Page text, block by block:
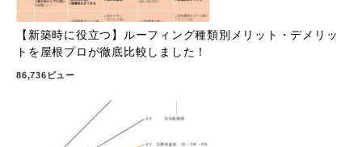
【新築時に役立つ】ルーフィング種類別メリット・デメリッ
トを屋根プロが徹底比較しました！
86,736ビュー